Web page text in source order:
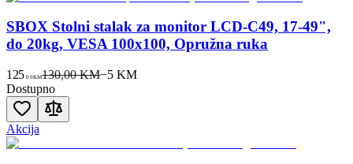
SBOX Stolni stalak za monitor LCD-C49, 17-49",
do 20kg, VESA 100x100, Opružna ruka
125 00KM130,00 KM−5 KM
Dostupno
Akcija